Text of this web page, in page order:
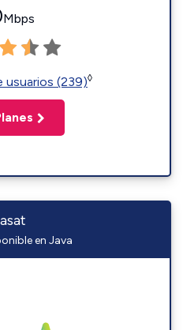
Mbps
usuarios (239)◊
en Java